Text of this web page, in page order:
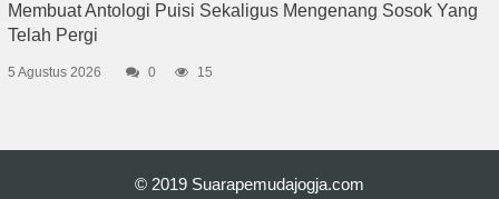
Membuat Antologi Puisi Sekaligus Mengenang Sosok Yang
Telah Pergi
5 Agustus 2026 0 15
© 2019 Suarapemudajogja.com